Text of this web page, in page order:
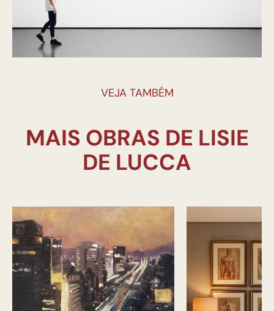
VEJA TAMBÉM
MAIS OBRAS DE LISIE